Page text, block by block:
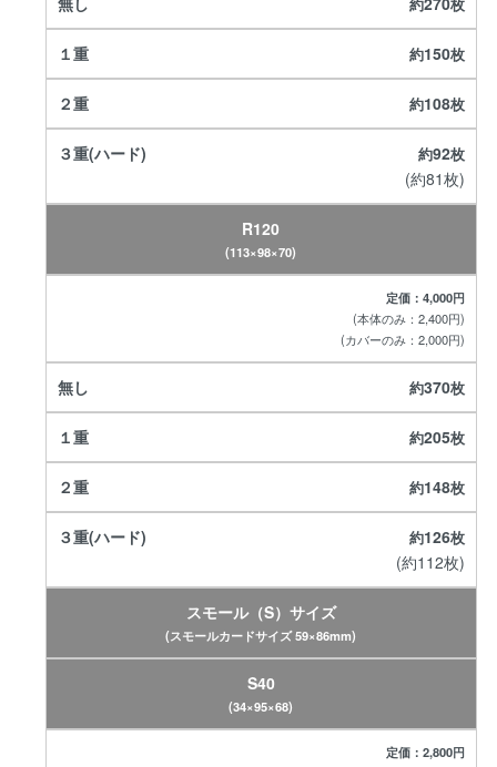
150
108
92
(約81枚)
R120
(113×98×70)
定価：4,000円
(本体のみ：2,400円)
(カバーのみ：2,000円)
370
205
148
126
(約112枚)
スモール（S）サイズ
(スモールカードサイズ 59×86mm)
S40
(34×95×68)
定価：2,800円